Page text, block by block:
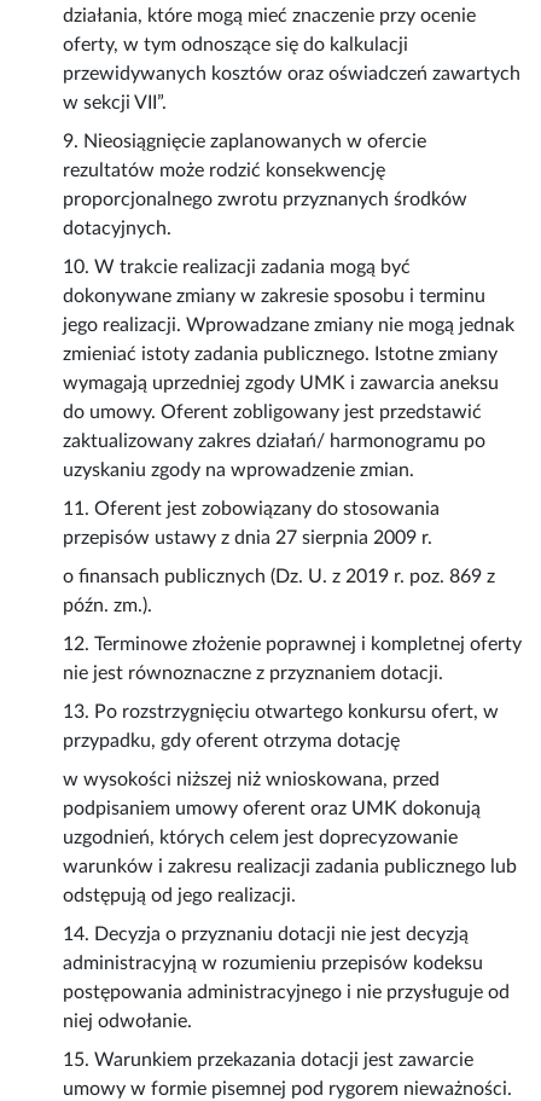
działania, które mogą mieć znaczenie przy ocenie
oferty, w tym odnoszące się do kalkulacji
przewidywanych kosztów oraz oświadczeń zawartych
w sekcji VII”.
9. Nieosiągnięcie zaplanowanych w ofercie
rezultatów może rodzić konsekwencję
proporcjonalnego zwrotu przyznanych środków
dotacyjnych.
10. W trakcie realizacji zadania mogą być
dokonywane zmiany w zakresie sposobu i terminu
jego realizacji. Wprowadzane zmiany nie mogą jednak
zmieniać istoty zadania publicznego. Istotne zmiany
wymagają uprzedniej zgody UMK i zawarcia aneksu
do umowy. Oferent zobligowany jest przedstawić
zaktualizowany zakres działań/ harmonogramu po
uzyskaniu zgody na wprowadzenie zmian.
11. Oferent jest zobowiązany do stosowania
przepisów ustawy z dnia 27 sierpnia 2009 r.
o finansach publicznych (Dz. U. z 2019 r. poz. 869 z
późn. zm.).
12. Terminowe złożenie poprawnej i kompletnej oferty
nie jest równoznaczne z przyznaniem dotacji.
13. Po rozstrzygnięciu otwartego konkursu ofert, w
przypadku, gdy oferent otrzyma dotację
w wysokości niższej niż wnioskowana, przed
podpisaniem umowy oferent oraz UMK dokonują
uzgodnień, których celem jest doprecyzowanie
warunków i zakresu realizacji zadania publicznego lub
odstępują od jego realizacji.
14. Decyzja o przyznaniu dotacji nie jest decyzją
administracyjną w rozumieniu przepisów kodeksu
postępowania administracyjnego i nie przysługuje od
niej odwołanie.
15. Warunkiem przekazania dotacji jest zawarcie
umowy w formie pisemnej pod rygorem nieważności.